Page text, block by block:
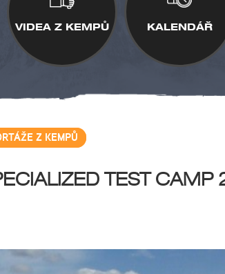
VIDEA Z KEMPŮ KALENDÁŘ
Z KEMPŮ
TEST CAMP